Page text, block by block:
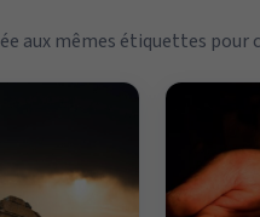
aux mêmes étiquettes